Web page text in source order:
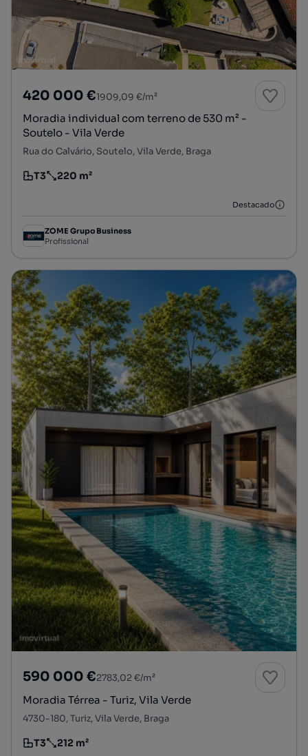
420 000 €1909,09 €/m²
Moradia individual com terreno de 530 m² -
Soutelo - Vila Verde
Rua do Calvário, Soutelo, Vila Verde, Braga
Tipologia
T3
Preço por metro quadrado
220 m²
Destacado
ZOME Grupo Business
Profissional
590 000 €2783,02 €/m²
Moradia Térrea - Turiz, Vila Verde
4730-180, Turiz, Vila Verde, Braga
Tipologia
T3
Preço por metro quadrado
212 m²